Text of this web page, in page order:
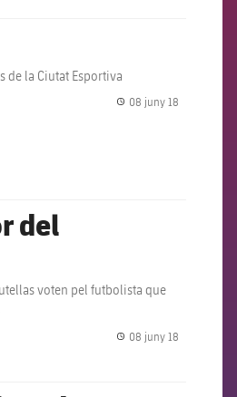
de la Ciutat Esportiva
08 juny 18
del
voten pel futbolista que
08 juny 18